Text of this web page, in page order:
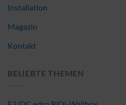
Installation
Magazin
Kontakt
BELIEBTE THEMEN